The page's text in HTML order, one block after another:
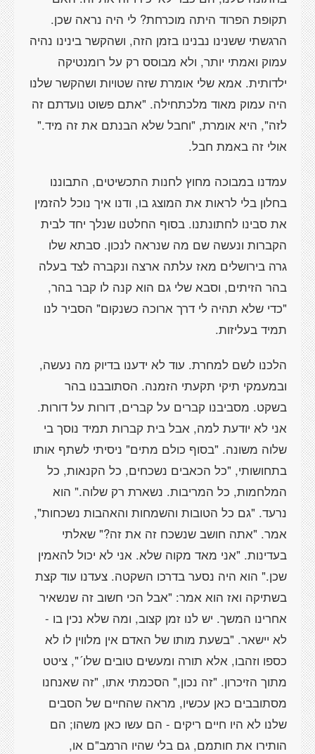
תקופת הפרוד היתה מוכרחת? לי היה נראה שכן.
הרגשתי ששנינו נבנינו בזמן הזה, ושהקשר בינינו נהיה
עמוק ואמתי יותר, ולא מבוסס רק על רומנטיקה
ילדותית. אמא שלי אומרת שזה שטויות ושהקשר שלנו
היה עמוק מאוד מלכתחילה. "אתם פשוט נועדתם זה
לזה", היא אומרת, "וחבל שלא הבנתם את זה מיד."
אולי זה באמת חבל.
עמדנו במבוכה מחוץ לחנות התכשיטים, התבוננו
בחלון בלי לראות את המוצג בו, ודנו איך נוכל להזמין
את סבינו לחתונתנו. בסוף החלטנו שנלך יחד לבית
הקברות ונעשה שם מה שנראה לנכון. סבתא שלו
גרה בירושלים מאז עלתה ארצה ונקברה לצד בעלה
בהר הזיתים, וסבא שלי גם הוא קנה לו קבר בהר,
"כדי שלא תהיה לי דרך ארוכה כשנקום" הסביר לנו
תמיד בעליזות.
הלכנו לשם למחרת. עוד לא ידענו בדיוק מה נעשה,
ובמעמקי תיקי תקעתי הזמנה. הסתובבנו בהר
בשקט. מסביבנו קברים על קברים, דורות על דורות.
אני לא יודעת למה, אבל בית קברות תמיד נוסך בי
שלוה משונה. "בסוף כולם מתים" ניסיתי לשתף אותו
בתחושותי, "כל הכאבים נשכחים, כל הקנאות, כל
המלחמות, כל המריבות. נשארת רק שלוה." הוא
נרעד. "גם כל הטובות והשמחות והאהבות נשכחות",
אמר. "אתה חושב שנשכח זה את זה?" שאלתי
בעדינות. "אני מאד מקוה שלא. אני לא יכול להאמין
שכן." הוא היה נסער בדרכו השקטה. צעדנו עוד קצת
בשתיקה ואז הוא אמר: "אבל הכי חשוב זה שנשאיר
אחרינו המשך. יש לנו זמן קצוב, ומה שלא נכין בו -
לא יישאר. "בשעת מותו של האדם אין מלווין לו לא
כספו וזהבו, אלא תורה ומעשים טובים שלו´", ציטט
מתוך הזיכרון. "זה נכון," הסכמתי אתו, "זה שאנחנו
מסתובבים כאן עכשיו, מראה שהחיים של הסבים
שלנו לא היו חיים ריקים - הם עשו כאן משהו; הם
הותירו את חותמם, גם בלי שהיו הרמב"ם או,